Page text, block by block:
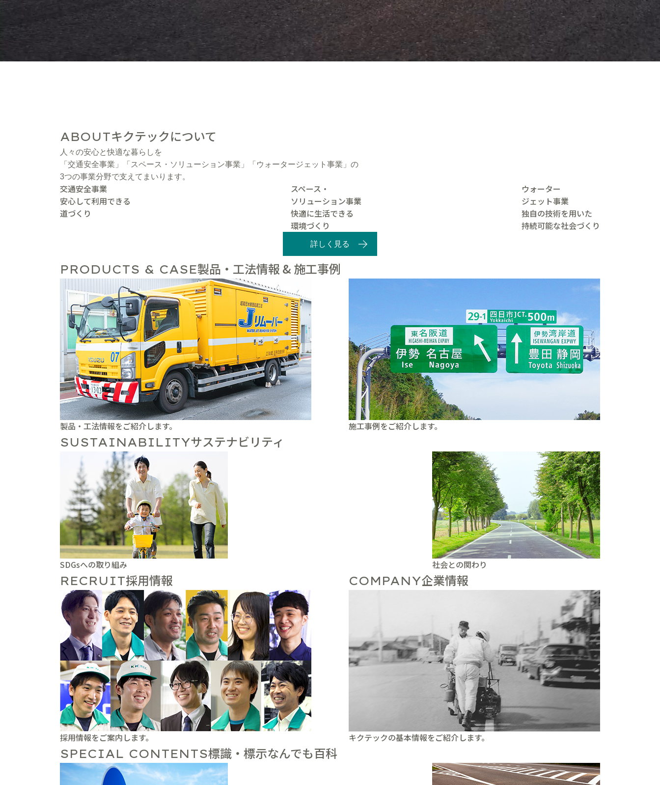
ABOUTキクテックについて
人々の安心と快適な暮らしを
「交通安全事業」「スペース・ソリューション事業」「ウォータージェット事業」の
3つの事業分野で支えてまいります。
交通安全事業
安心して利用できる
道づくり
スペース・
ソリューション事業
快適に生活できる
環境づくり
ウォーター
ジェット事業
独自の技術を用いた
持続可能な社会づくり
詳しく見る
PRODUCTS & CASE製品・工法情報 & 施工事例
製品・工法情報をご紹介します。 施工事例をご紹介します。
SUSTAINABILITYサステナビリティ
SDGsへの取り組み 社会との関わり
RECRUIT採用情報
採用情報をご案内します。
COMPANY企業情報
キクテックの基本情報をご紹介します。
SPECIAL CONTENTS標識・標示なんでも百科